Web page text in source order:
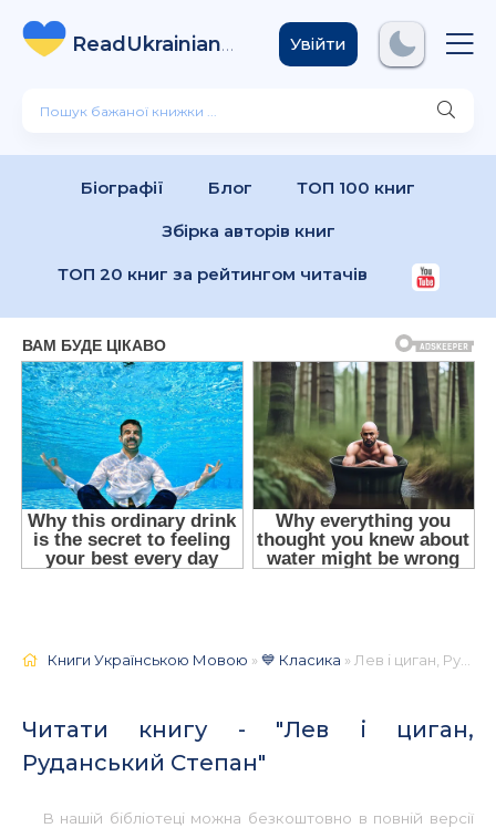
ReadUkrainian
Books .com
Увійти
Біографії Блог ТОП 100 книг
Збірка авторів книг
ТОП 20 книг за рейтингом читачів
Книги Українською Мовою »💙 Класика » Лев і циган, Руданський Степан 📚 - Українською
Читати книгу - "Лев і циган,
Руданський Степан"
В нашій бібліотеці можна безкоштовно в повній версії